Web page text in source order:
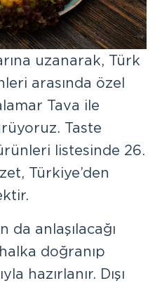
uzanarak, Türk
arasında özel
Tava ile
Taste
listesinde 26.
Türkiye’den
da anlaşılacağı
doğranıp
hazırlanır. Dışı